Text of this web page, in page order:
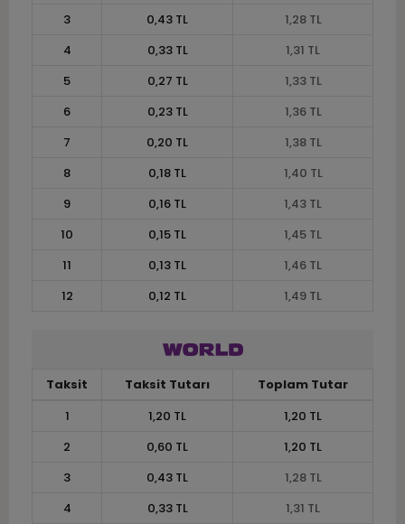
3
0,43 TL
1,28 TL
4
0,33 TL
1,31 TL
5
0,27 TL
1,33 TL
6
0,23 TL
1,36 TL
7
0,20 TL
1,38 TL
8
0,18 TL
1,40 TL
9
0,16 TL
1,43 TL
10
0,15 TL
1,45 TL
11
0,13 TL
1,46 TL
12
0,12 TL 1,49 TL
Taksit Taksit Tutarı
Toplam Tutar
1
1,20 TL
1,20 TL
2
0,60 TL
1,20 TL
3
0,43 TL
1,28 TL
4
0,33 TL
1,31 TL